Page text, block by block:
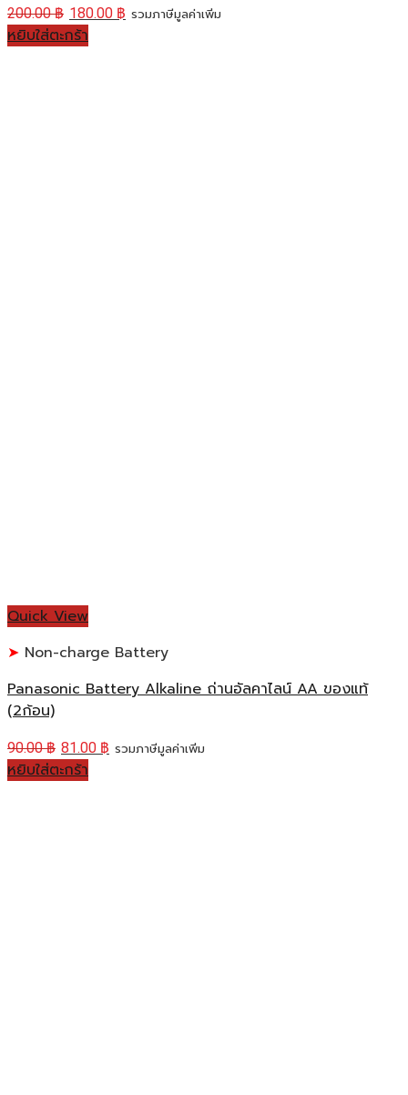
200.00฿ 180.00 ฿ รวมภาษีมูลค่าเพิ่ม
หยิบใส่ตะกร้า
Quick View
Non-charge Battery
Panasonic Battery Alkaline ถ่านอัลคาไลน์ AA ของแท้
(2ก้อน)
90.00฿ 81.00 ฿ รวมภาษีมูลค่าเพิ่ม
หยิบใส่ตะกร้า